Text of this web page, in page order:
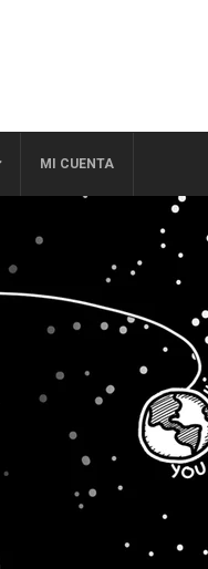
MI CUENTA